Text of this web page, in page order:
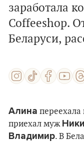
заработала
Coffeeshop.
Беларуси,
Алина переехала
приехал муж
Владимир. В